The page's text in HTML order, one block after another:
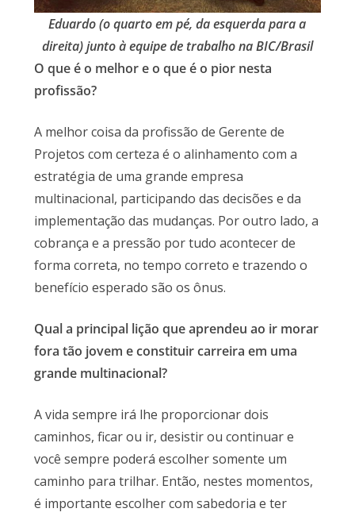
Eduardo (o quarto em pé, da esquerda para a
direita) junto à equipe de trabalho na BIC/Brasil
O que é o melhor e o que é o pior nesta
profissão?
A melhor coisa da profissão de Gerente de
Projetos com certeza é o alinhamento com a
estratégia de uma grande empresa
multinacional, participando das decisões e da
implementação das mudanças. Por outro lado, a
cobrança e a pressão por tudo acontecer de
forma correta, no tempo correto e trazendo o
benefício esperado são os ônus.
Qual a principal lição que aprendeu ao ir morar
fora tão jovem e constituir carreira em uma
grande multinacional?
A vida sempre irá lhe proporcionar dois
caminhos, ficar ou ir, desistir ou continuar e
você sempre poderá escolher somente um
caminho para trilhar. Então, nestes momentos,
é importante escolher com sabedoria e ter